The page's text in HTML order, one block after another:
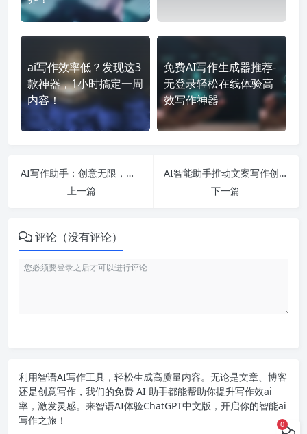
ai写作效率低？发现这3
款神器，1小时搞定一周
内容！
免费AI写作生成器推荐-
无登录轻松在线体验高
效写作神器
AI写作助手：创意无限，效率倍增
上一篇
AI智能助手推动文案写作创新
下一篇
评论（没有评论）
利用智语AI写作工具，轻松生成高质量内容。无论是文章、博客
还是创意写作，我们的免费 AI 助手都能帮助你提升写作效ai
率，激发灵感。来智语AI体验ChatGPT中文版 ，开启你的智能ai
写作之旅！
0